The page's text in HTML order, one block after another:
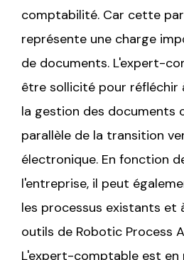
comptabilité. Car cette
représente une charge
de documents. L'expert-
être sollicité pour réfléchir
la gestion des documents
parallèle de la transition
électronique. En fonction
l'entreprise, il peut
les processus existants et
outils de Robotic Process
L'expert-comptable est en